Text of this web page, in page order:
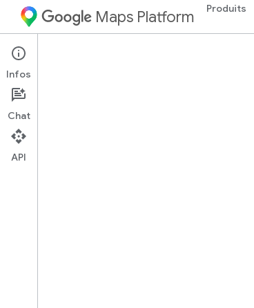
Maps Platform Produits
Web
Guides
Infos
Chat
API